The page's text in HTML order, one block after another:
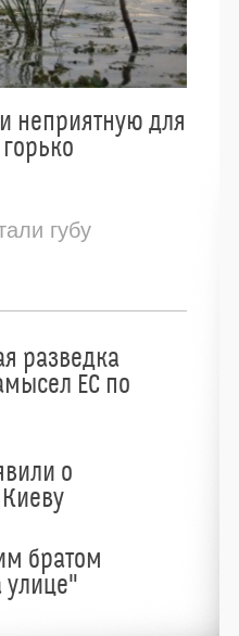
неприятную для
губу
разведка
ЕС по
о
братом
улице"